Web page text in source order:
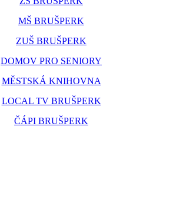
MŠ BRUŠPERK
ZUŠ BRUŠPERK
DOMOV PRO SENIORY
MĚSTSKÁ KNIHOVNA
LOCAL TV BRUŠPERK
ČÁPI BRUŠPERK